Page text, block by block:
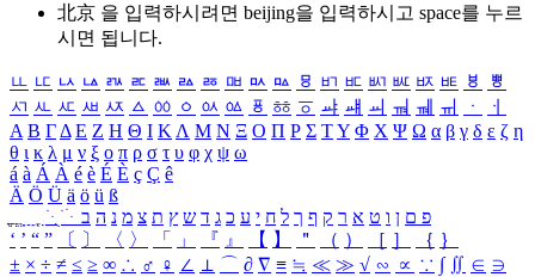
北京 을 입력하시려면 beijing을 입력하시고 space를 누르
시면 됩니다.
ㅥ ㅦ ㅧ ㅨ ㅩ ㅪ ㅫ ㅬ ㅭ ㅮ ㅯ ㅰ ㅱ ㅲ ㅳ ㅴ ㅵ ㅶ ㅷ ㅸ
ㅹ
ㅺ ㅻ ㅼ ㅽ ㅾ ㅿ ㆀ ㆁ ㆂ ㆃ ㆄ ㆅ ㆆ ㆇ ㆈ ㆉ ㆊ ㆋ ㆌ ㆍ
ㆎ
Α Β ΓΔ Ε Ζ Η Θ Ι ΚΛ Μ Ν Ξ Ο Π Ρ Σ ΤΥ Φ Χ Ψ Ω α β γ δ ε ζ η
θ ι κ λ μ ν ξ ο π ρ σ τ υ φ χ ψ ω
á à Á À é è É È ç Ç ê
Ä Ö Ü ä ö ü ß
ִֶֹ ֻּ ׁׂ פ ם ן ו ט א ר ק ף ך ל ח י ע כ ג ד ש ץ ת צ מ נ ה ב
‘ ’ “ ” 〔 〕 〈 〉 「 」 『 』 【 】 ＂ （ ） ［ ］ ｛ ｝
± × ÷ ≠ ≤ ≥ ∞ ∴ ♂ ♀ ∠ ⊥ ⌒ ∂ ∇ ≡ ≒ ≪ ≫ √ ∽ ∝ ∵ ∫ ∬ ∈ ∋